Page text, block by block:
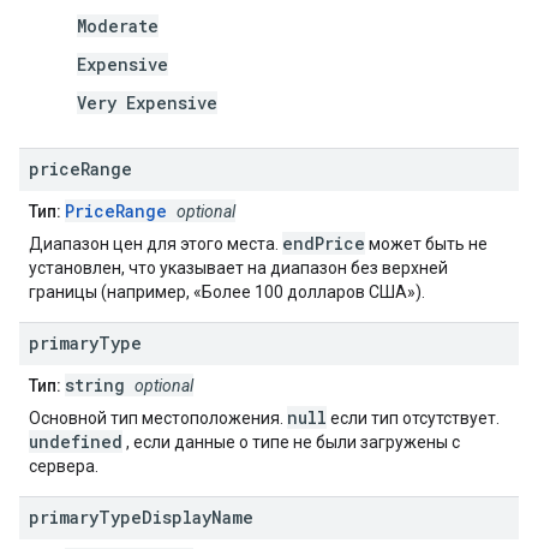
Moderate
Expensive
Very Expensive
priceRange
Тип: PriceRange optional
Диапазон цен для этого места. endPrice может быть не
установлен, что указывает на диапазон без верхней
границы (например, «Более 100 долларов США»).
primaryType
Тип: string optional
Основной тип местоположения. null если тип отсутствует.
undefined , если данные о типе не были загружены с
сервера.
primaryTypeDisplayName